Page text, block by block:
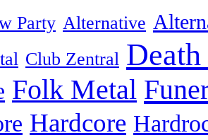
Party Alternative
Club Zentral
Folk Metal
Hardcore